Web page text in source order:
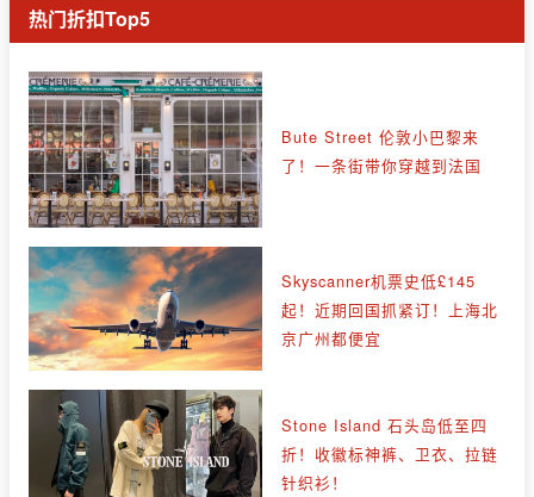
热门折扣Top5
Bute Street 伦敦小巴黎来
了！一条街带你穿越到法国
Skyscanner机票史低£145
起！近期回国抓紧订！上海北
京广州都便宜
Stone Island 石头岛低至四
折！收徽标神裤、卫衣、拉链
针织衫！